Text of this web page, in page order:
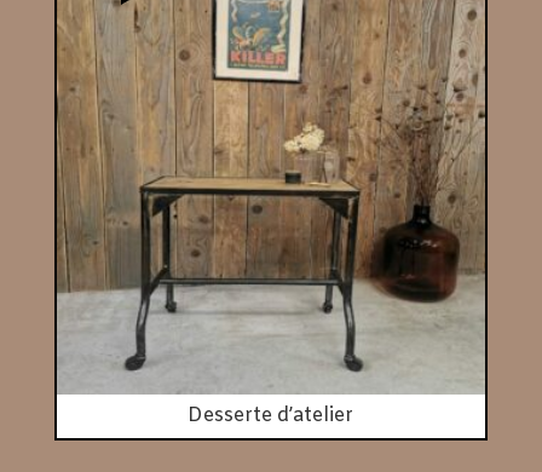
Desserte d’atelier